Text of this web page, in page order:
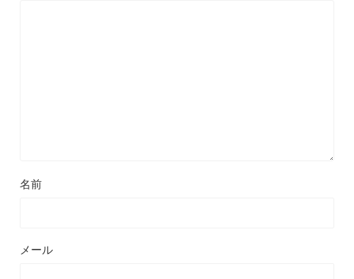
名前
メール